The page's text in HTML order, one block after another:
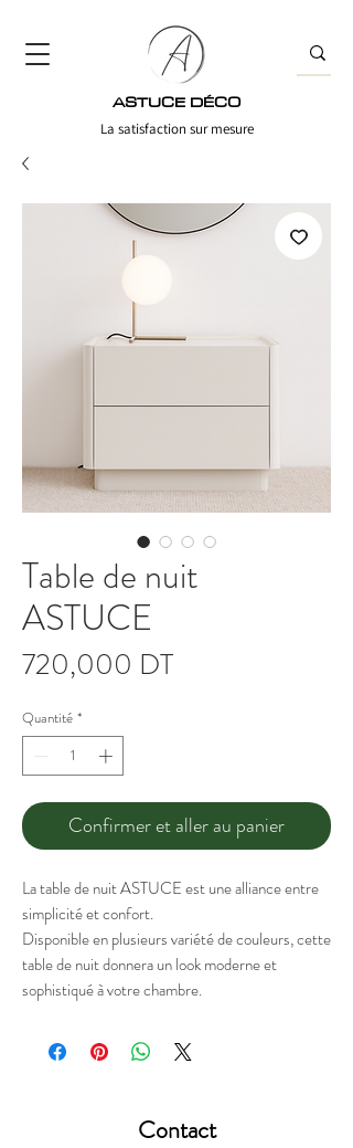
ASTUCE DÉCO
La satisfaction sur mesure
Table de nuit
ASTUCE
720,000 DTPrix
Quantité *
Confirmer et aller au panier
La table de nuit ASTUCE est une alliance entre
simplicité et confort.
Disponible en plusieurs variété de couleurs, cette
table de nuit donnera un look moderne et
sophistiqué à votre chambre.
Contact